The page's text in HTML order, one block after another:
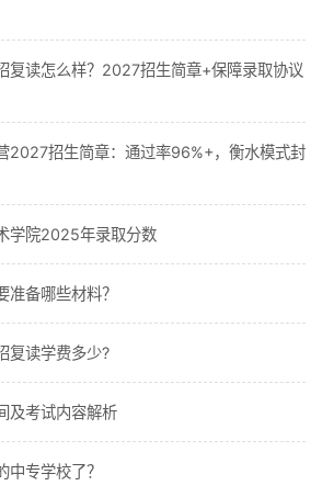
复读怎么样？2027招生简章+保障录取协议
2027招生简章：通过率96%+，衡水模式封
学院2025年录取分数
准备哪些材料？
复读学费多少?
及考试内容解析
中专学校了？